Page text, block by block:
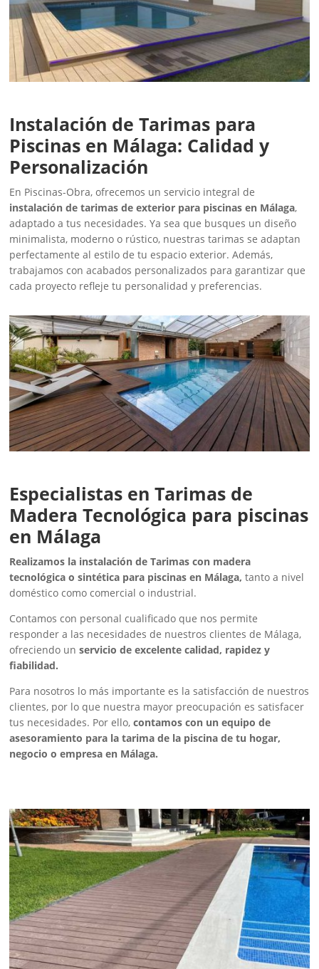
Instalación de Tarimas para
Piscinas en Málaga: Calidad y
Personalización
En Piscinas-Obra, ofrecemos un servicio integral de
instalación de tarimas de exterior para piscinas en Málaga,
adaptado a tus necesidades. Ya sea que busques un diseño
minimalista, moderno o rústico, nuestras tarimas se adaptan
perfectamente al estilo de tu espacio exterior. Además,
trabajamos con acabados personalizados para garantizar que
cada proyecto refleje tu personalidad y preferencias.
Especialistas en Tarimas de
Madera Tecnológica para piscinas
en Málaga
Realizamos la instalación de Tarimas con madera
tecnológica o sintética para piscinas en Málaga, tanto a nivel
doméstico como comercial o industrial.
Contamos con personal cualificado que nos permite
responder a las necesidades de nuestros clientes de Málaga,
ofreciendo unservicio de excelente calidad, rapidez y
fiabilidad.
Para nosotros lo más importante es la satisfacción de nuestros
clientes, por lo que nuestra mayor preocupación es satisfacer
tus necesidades. Por ello,contamos con un equipo de
asesoramiento para la tarima de la piscina de tu hogar,
negocio o empresa en Málaga.